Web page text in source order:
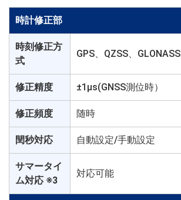
時計修正部
時刻修正方
式
GPS、QZSS、GLONASS
修正精度 ±1µs(GNSS測位時）
修正頻度 随時
閏秒対応 自動設定/手動設定
サマータイ
ム対応 ※3
対応可能